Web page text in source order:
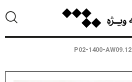
P02-1400-AW09.12